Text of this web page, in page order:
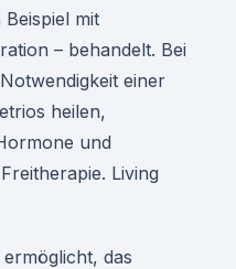
mit
– behandelt. Bei
einer
heilen,
und
Living
das